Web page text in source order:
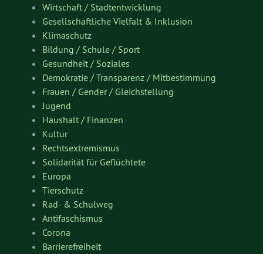
Wirtschaft / Stadtentwicklung
Gesellschaftliche Vielfalt & Inklusion
Klimaschutz
Bildung / Schule / Sport
Gesundheit / Soziales
Demokratie / Transparenz / Mitbestimmung
Frauen / Gender / Gleichstellung
Jugend
Haushalt / Finanzen
Kultur
Rechtsextremismus
Solidarität für Geflüchtete
Europa
Tierschutz
Rad- & Schulweg
Antifaschismus
Corona
Barrierefreiheit